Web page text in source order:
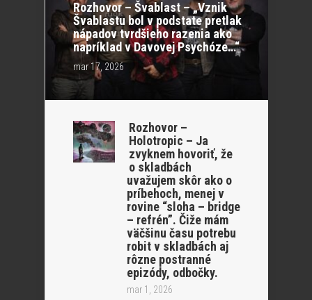
Rozhovor – Švablast – „Vznik
Švablastu bol v podstate pretlak
nápadov tvrdšieho razenia ako
napríklad v Davovej Psychóze…“
mar 17, 2026
Rozhovor –
Holotropic – Ja
zvyknem hovoriť, že
o skladbách
uvažujem skôr ako o
príbehoch, menej v
rovine “sloha – bridge
– refrén”. Čiže mám
väčšinu času potrebu
robit v skladbách aj
rôzne postranné
epizódy, odbočky.
mar 1, 2026